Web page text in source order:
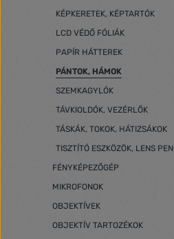
KÉPKERETEK, KÉPTARTÓK
LCD VÉDŐ FÓLIÁK
PAPÍR HÁTTEREK
PÁNTOK, HÁMOK
SZEMKAGYLÓK
TÁVKIOLDÓK, VEZÉRLŐK
TÁSKÁK, TOKOK, HÁTIZSÁKOK
TISZTÍTÓ ESZKÖZÖK, LENS PEN
FÉNYKÉPEZŐGÉP
MIKROFONOK
OBJEKTÍVEK
OBJEKTÍV TARTOZÉKOK